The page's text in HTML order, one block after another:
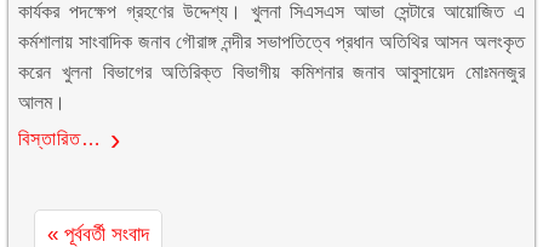
কার্যকর পদক্ষেপ গ্রহণের উদ্দেশ্য। খুলনা সিএসএস আভা সেন্টারে আয়োজিত এ
কর্মশালায় সাংবাদিক জনাব গৌরাঙ্গ নন্দীর সভাপতিত্বে প্রধান অতিথির আসন অলংকৃত
করেন খুলনা বিভাগের অতিরিক্ত বিভাগীয় কমিশনার জনাব আবুসায়েদ মোঃমনজুর
আলম।
বিস্তারিত…
« পূর্ববর্তী সংবাদ